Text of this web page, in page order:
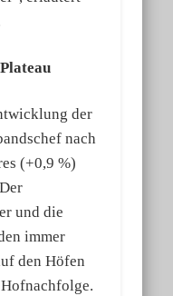
der
nach
(+0,9 %)
und die
immer
den Höfen